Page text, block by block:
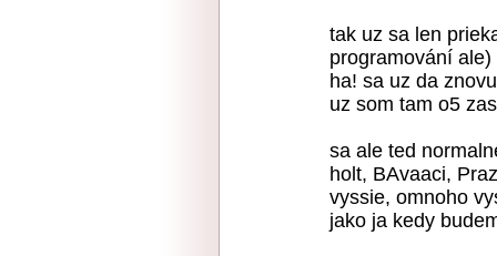
tak uz sa len
programování
ha! sa uz da
uz som tam o5 zas
sa ale ted
holt, BAvaaci,
vyssie, omnoho
jako ja kedy